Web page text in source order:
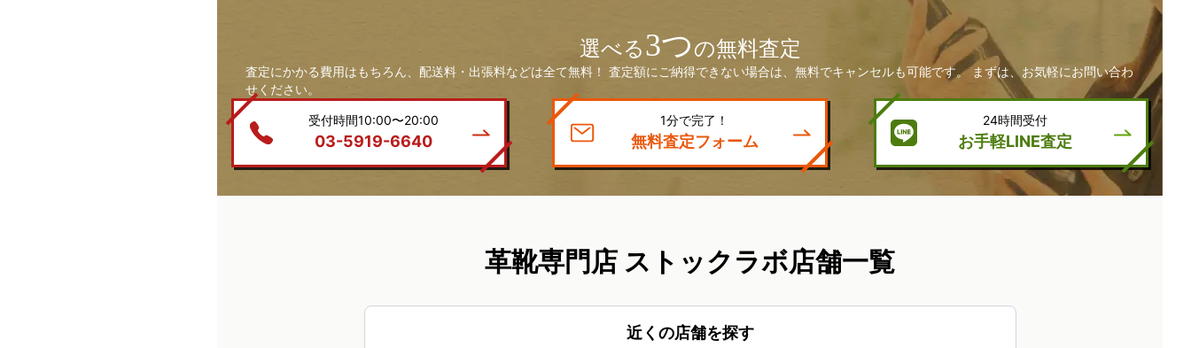
選べる3つの無料査定
査定にかかる費用はもちろん、配送料・出張料などは全て無料！ 査定額にご納得できない場合は、無料でキャンセルも可能です。 まずは、お気軽にお問い合わ
せください。
受付時間10:00〜20:00
03-5919-6640
1分で完了！
無料査定フォーム
24時間受付
お手軽LINE査定
革靴専門店 ストックラボ店舗一覧
近くの店舗を探す